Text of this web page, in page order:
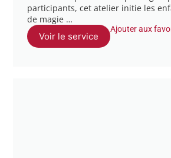
participants, cet atelier initie les
de magie …
Voir le service
Ajouter aux